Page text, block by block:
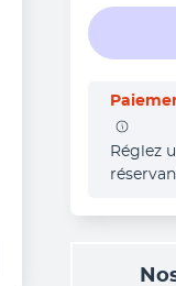
Réglez